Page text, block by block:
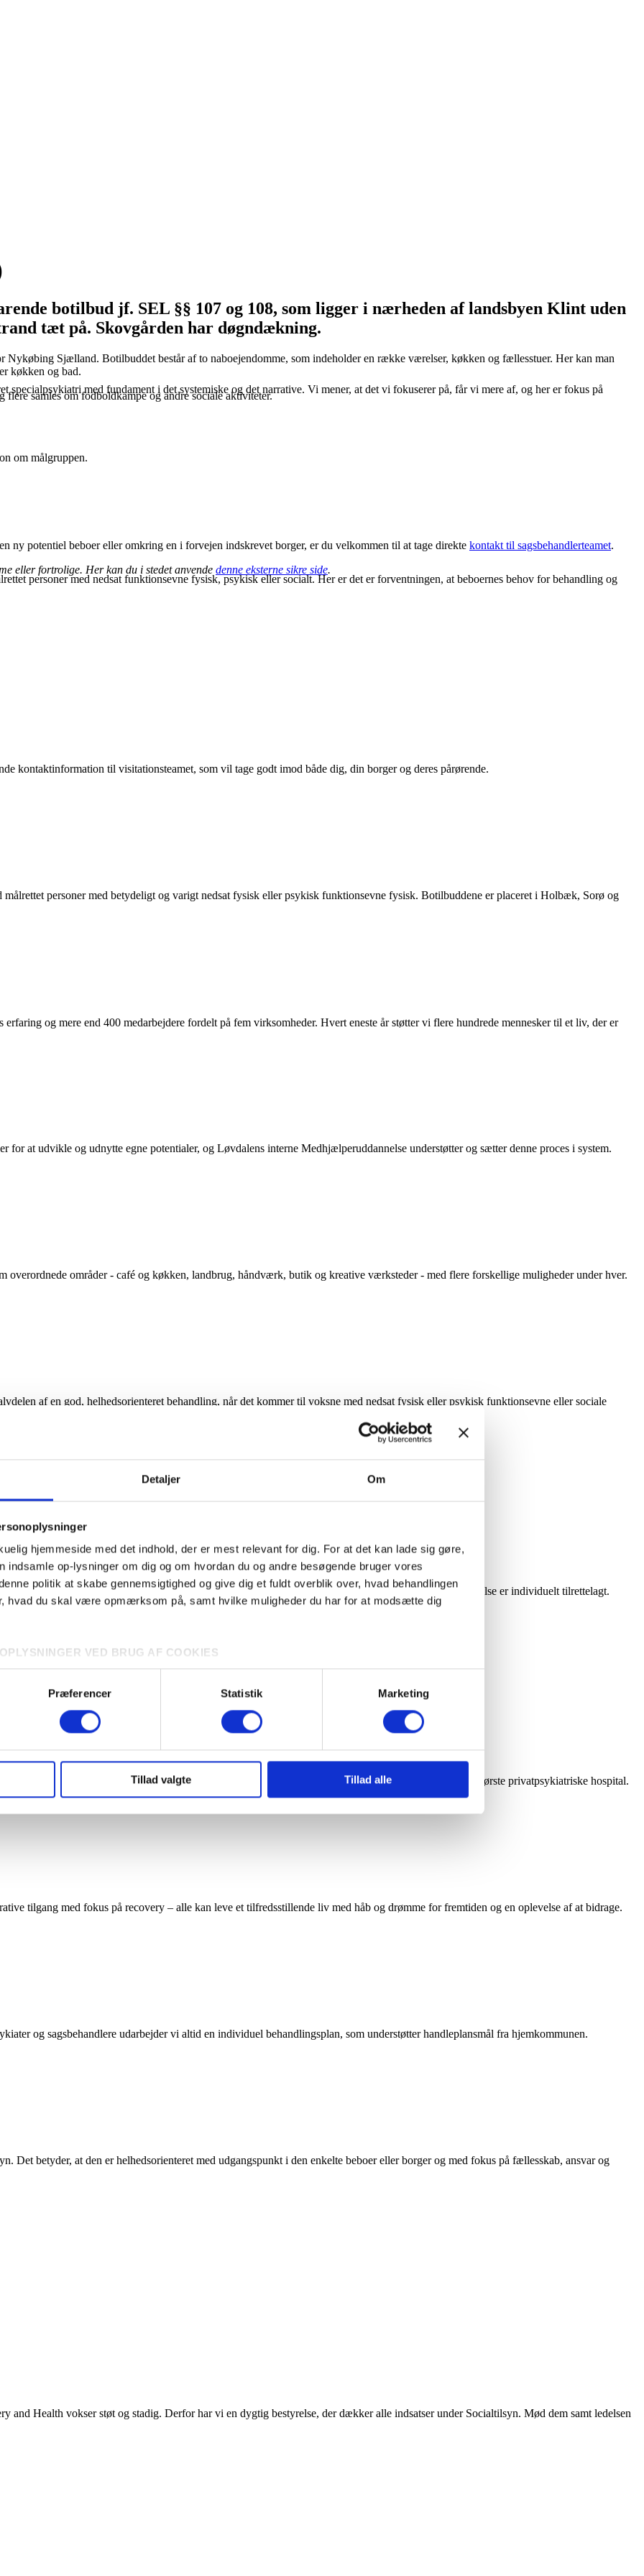
Detaljer Om
hjemmeside med det indhold, der er mest relevant for dig. For at det kan lade sig gøre,
indsamle op-lysninger om dig og om hvordan du og andre besøgende bruger vores
politik at skabe gennemsigtighed og give dig et fuldt overblik over, hvad behandlingen
hvad du skal være opmærksom på, samt hvilke muligheder du har for at modsætte dig
VED BRUG AF COOKIES
behandling af personoplysninger, og vi anbefaler derfor, at du også læser vores
vores behandling af personoplysninger og dine rettigheder.
trække dit samtykke tilbage i cookieoversigten.
Præferencer Statistik Marketing
Tillad valgte Tillad alle
specialpsykiatri med fundament i det systemiske og det narrative. Vi mener, at det vi fokuserer på, får vi mere af, og her er fokus på
personer med nedsat funktionsevne fysisk, psykisk eller socialt. Her er det er forventningen, at beboernes behov for behandling og
kontaktinformation til visitationsteamet, som vil tage godt imod både dig, din borger og deres pårørende.
personer med betydeligt og varigt nedsat fysisk eller psykisk funktionsevne fysisk. Botilbuddene er placeret i Holbæk, Sorø og
for at udvikle og udnytte egne potentialer, og Løvdalens interne Medhjælperuddannelse understøtter og sætter denne proces i system.
overordnede områder - café og køkken, landbrug, håndværk, butik og kreative værksteder - med flere forskellige muligheder under hver.
af en god, helhedsorienteret behandling, når det kommer til voksne med nedsat fysisk eller psykisk funktionsevne eller sociale
inden for café og køkken, butik, landbrug, håndværk eller kreative værksteder. Al beskæftigelse er individuelt tilrettelagt.
fra psykolog og psykiater samt sikker medicinhåndtering i kraft af et tæt samarbejde med Danmarks største privatpsykiatriske hospital.
tilgang med fokus på recovery – alle kan leve et tilfredsstillende liv med håb og drømme for fremtiden og en oplevelse af at bidrage.
og sagsbehandlere udarbejder vi altid en individuel behandlingsplan, som understøtter handleplansmål fra hjemkommunen.
Det betyder, at den er helhedsorienteret med udgangspunkt i den enkelte beboer eller borger og med fokus på fællesskab, ansvar og
and Health vokser støt og stadig. Derfor har vi en dygtig bestyrelse, der dækker alle indsatser under Socialtilsyn. Mød dem samt ledelsen
botilbud jf. SEL §§ 107 og 108, som ligger i nærheden af landsbyen Klint uden
tæt på. Skovgården har døgndækning.
Nykøbing Sjælland. Botilbuddet består af to naboejendomme, som indeholder en række værelser, køkken og fællesstuer. Her kan man
køkken og bad.
samles om fodboldkampe og andre sociale aktiviteter.
om målgruppen.
ny potentiel beboer eller omkring en i forvejen indskrevet borger, er du velkommen til at tage direkte kontakt til sagsbehandlerteamet.
eller fortrolige. Her kan du i stedet anvende denne eksterne sikre side.
og mere end 400 medarbejdere fordelt på fem virksomheder. Hvert eneste år støtter vi flere hundrede mennesker til et liv, der er